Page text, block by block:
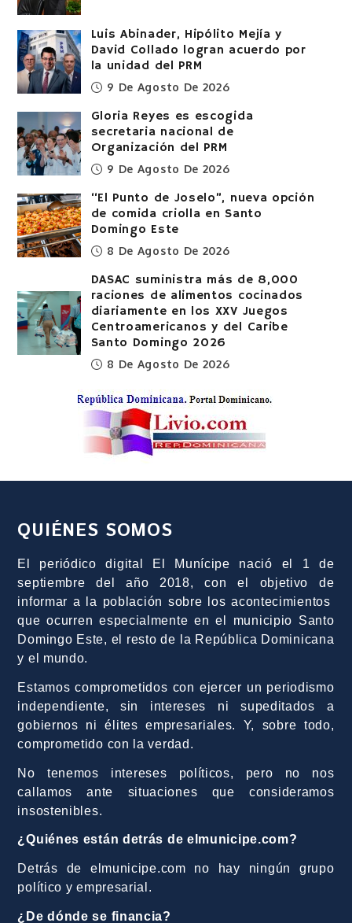
Luis Abinader, Hipólito Mejía y
David Collado logran acuerdo por
la unidad del PRM
9 De Agosto De 2026
Gloria Reyes es escogida
secretaria nacional de
Organización del PRM
9 De Agosto De 2026
“El Punto de Joselo”, nueva opción
de comida criolla en Santo
Domingo Este
8 De Agosto De 2026
DASAC suministra más de 8,000
raciones de alimentos cocinados
diariamente en los XXV Juegos
Centroamericanos y del Caribe
Santo Domingo 2026
8 De Agosto De 2026
QUIÉNES SOMOS
El periódico digital El Munícipe nació el 1 de
septiembre del año 2018, con el objetivo de
informar a la población sobre los acontecimientos
que ocurren especialmente en el municipio Santo
Domingo Este, el resto de la República Dominicana
y el mundo.
Estamos comprometidos con ejercer un periodismo
independiente, sin intereses ni supeditados a
gobiernos ni élites empresariales. Y, sobre todo,
comprometido con la verdad.
No tenemos intereses políticos, pero no nos
callamos ante situaciones que consideramos
insostenibles.
¿Quiénes están detrás de elmunicipe.com?
Detrás de elmunicipe.com no hay ningún grupo
político y empresarial.
¿De dónde se financia?